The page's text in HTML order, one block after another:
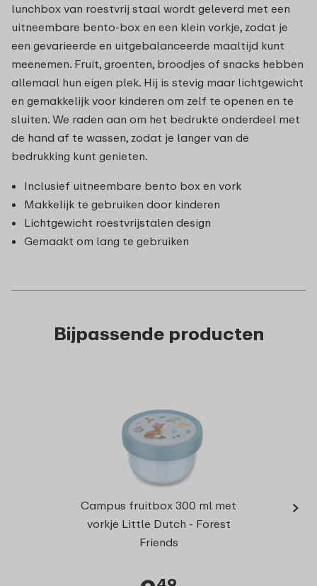
lunchbox van roestvrij staal wordt geleverd met een
uitneembare bento-box en een klein vorkje, zodat je
een gevarieerde en uitgebalanceerde maaltijd kunt
meenemen. Fruit, groenten, broodjes of snacks hebben
allemaal hun eigen plek. Hij is stevig maar lichtgewicht
en gemakkelijk voor kinderen om zelf te openen en te
sluiten. We raden aan om het bedrukte onderdeel met
de hand af te wassen, zodat je langer van de
bedrukking kunt genieten.
Inclusief uitneembare bento box en vork
Makkelijk te gebruiken door kinderen
Lichtgewicht roestvrijstalen design
Gemaakt om lang te gebruiken
Bijpassende producten
Campus fruitbox 300 ml met
vorkje Little Dutch - Forest
Friends
›